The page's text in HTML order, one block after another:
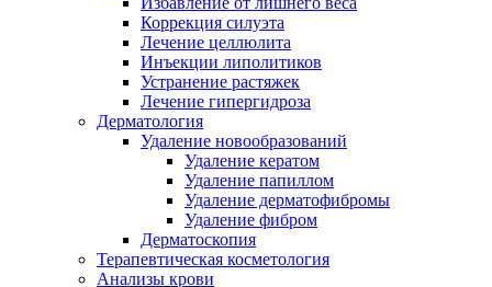
Коррекция силуэта
Лечение целлюлита
Инъекции липолитиков
Устранение растяжек
Лечение гипергидроза
Дерматология
Удаление новообразований
Удаление кератом
Удаление папиллом
Удаление дерматофибромы
Удаление фибром
Дерматоскопия
Терапевтическая косметология
Анализы крови